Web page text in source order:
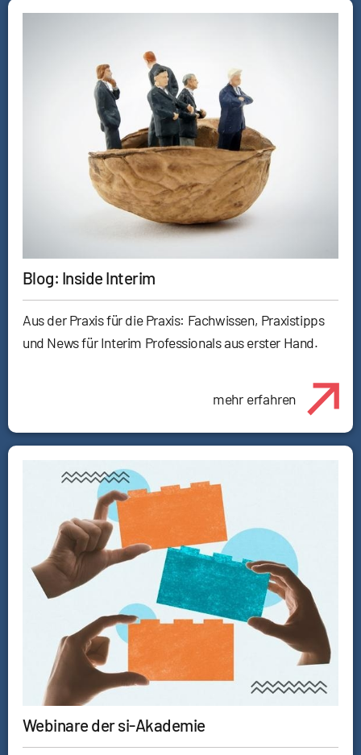
Blog: Inside Interim
Aus der Praxis für die Praxis: Fachwissen, Praxistipps
und News für Interim Professionals aus erster Hand.
mehr erfahren
Webinare der si-Akademie